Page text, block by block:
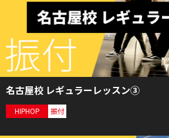
名古屋校 レギュラーレッスン③
HIPHOP 振付